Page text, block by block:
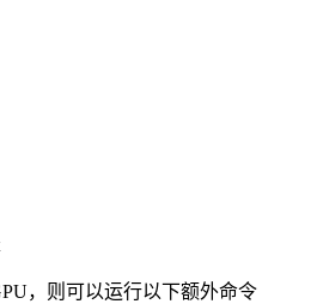
，则可以运行以下额外命令